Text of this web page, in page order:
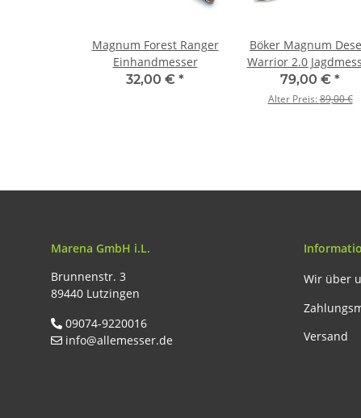
Magnum Forest Ranger
Einhandmesser
32,00 € *
Böker Magnum
Warrior 2.0
79,00 € *
Alter Preis:89,00 €
Marena GmbH i.L.
Brunnenstr. 3
89440 Lutzingen
09074-9220016
info@allemesser.de
Wir über
Versand